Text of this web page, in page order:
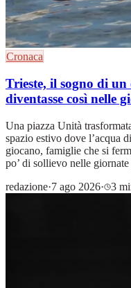
Cronaca
Trieste, il sogno di
diventasse così nelle
Una piazza Unità
spazio estivo dove l’acqua
giocano, famiglie che si
po’ di sollievo nelle
redazione·7 ago 2026· 3